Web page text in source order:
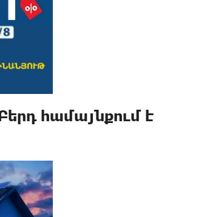
համայնքում է